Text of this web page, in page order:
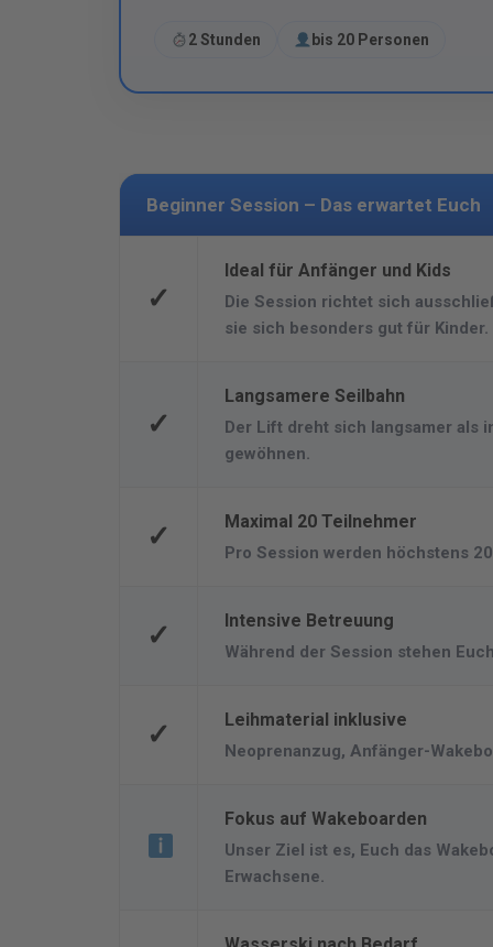
2 Stunden bis 20 Personen
Beginner Session – Das erwartet Euch
✓
Ideal für Anfänger und Kids
Die Session richtet sich
sie sich besonders gut für Kinder.
✓
Langsamere Seilbahn
Der Lift dreht sich langsamer als
gewöhnen.
✓ Maximal 20 Teilnehmer
Pro Session werden höchstens
✓ Intensive Betreuung
Während der Session stehen
✓ Leihmaterial inklusive
Neoprenanzug, Anfänger-
Fokus auf Wakeboarden
Unser Ziel ist es, Euch das
Erwachsene.